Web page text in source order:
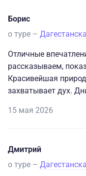
Борис
о туре –
Отличные
рассказываем,
Красивейшая
захватывает дух.
активностями.
зиплайны и тропы
московских
15 мая 2026
Дмитрий
о туре –